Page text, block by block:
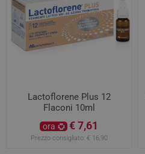
Lactoflorene Plus 12
Flaconi 10ml
ora € 7,61
Prezzo consigliato: € 16,90